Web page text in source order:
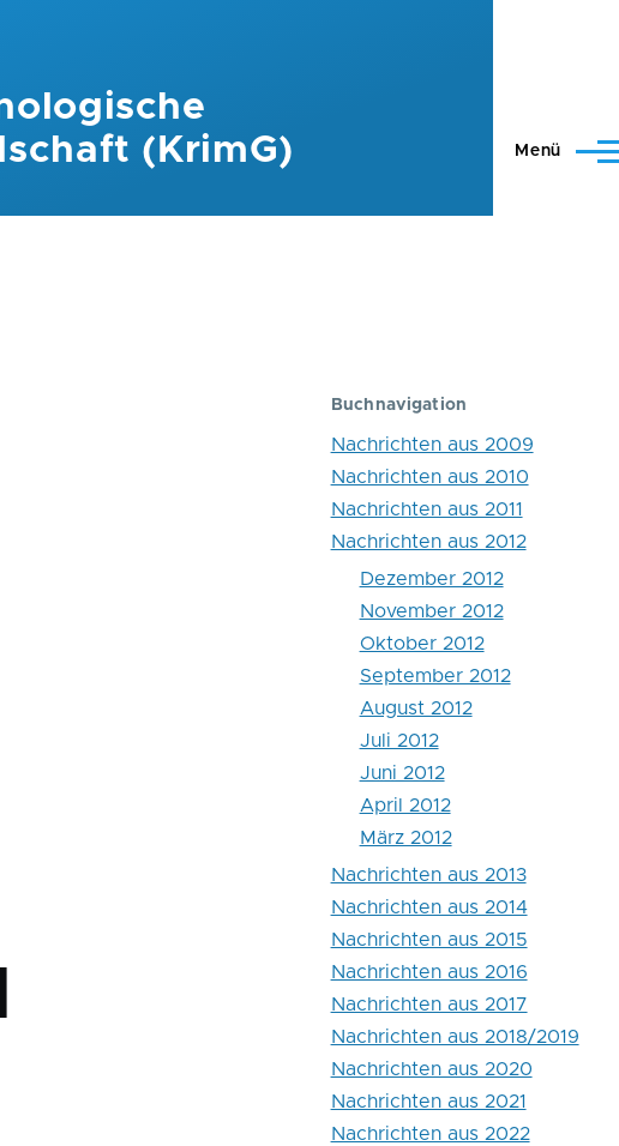
(KrimG)
Menü
Buchnavigation
Nachrichten aus 2009
Nachrichten aus 2010
Nachrichten aus 2011
Nachrichten aus 2012
Dezember 2012
November 2012
Oktober 2012
September 2012
August 2012
Juli 2012
Juni 2012
April 2012
März 2012
Nachrichten aus 2013
Nachrichten aus 2014
Nachrichten aus 2015
Nachrichten aus 2016
Nachrichten aus 2017
Nachrichten aus 2018/2019
Nachrichten aus 2020
Nachrichten aus 2021
Nachrichten aus 2022